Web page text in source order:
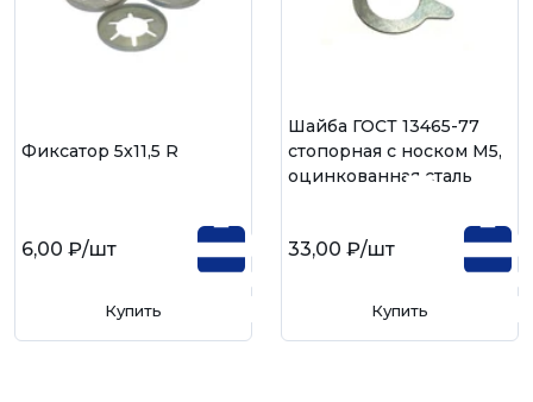
Фиксатор 5х11,5 R
6,00 ₽/шт
Купить
Шайба ГОСТ 13465-77
стопорная с носком М5,
оцинкованная сталь
33,00 ₽/шт
Купить